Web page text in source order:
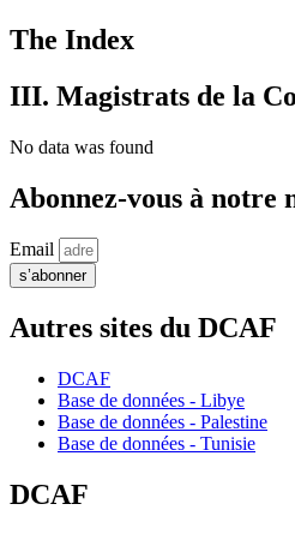
The Index
III. Magistrats de la
No data was found
Abonnez-vous à notre
Email
s’abonner
Autres sites du DCAF
DCAF
Base de données - Libye
Base de données - Palestine
Base de données - Tunisie
DCAF